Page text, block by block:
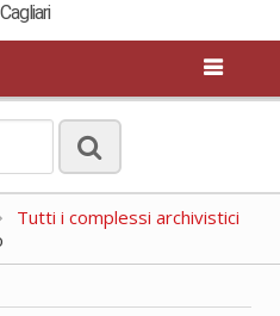
Tutti i complessi archivistici